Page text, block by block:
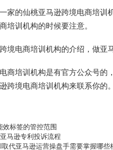
家的仙桃亚马逊跨境电商培
培训机构的时候要注意。
境电商培训机构的介绍，做亚
商培训机构是有官方公众号的
跨境电商培训机构来联系你的。
效标签的管控范围
马逊专利投诉流程
代亚马逊运营操盘手需要掌握哪些